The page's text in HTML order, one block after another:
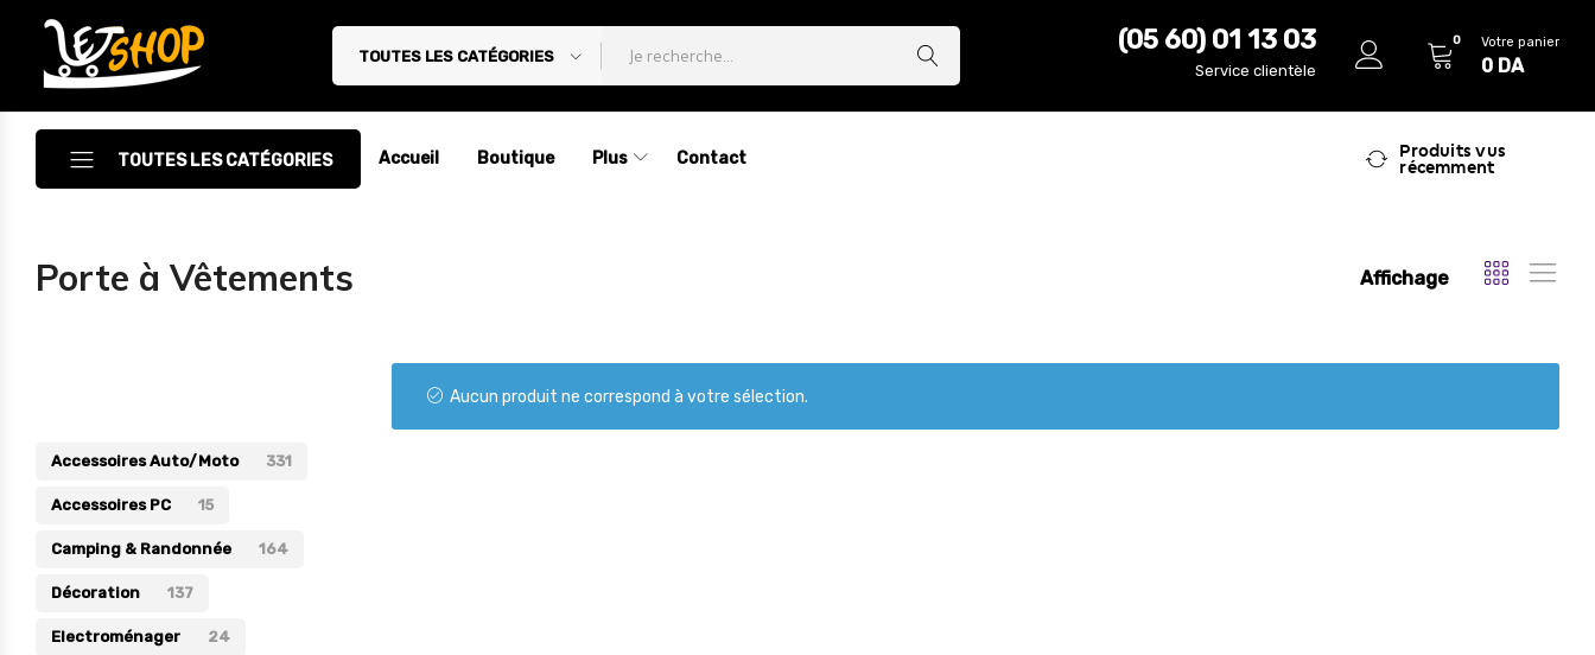
Letshop.dz
TOUTES LES CATÉGORIES
(05 60) 01 13 03
Service clientèle
0 Votre panier
0 DA
TOUTES LES CATÉGORIES
Accessoires
Décoration
Electroménager
Électronique
Jouets
Maison
Accueil Boutique Plus Contact
Produits vus
récemment
Porte à Vêtements Affichage
Aucun produit ne correspond à votre sélection.
Accessoires Auto/Moto 331
Accessoires PC 15
Camping & Randonnée 164
Décoration 137
Electroménager 24